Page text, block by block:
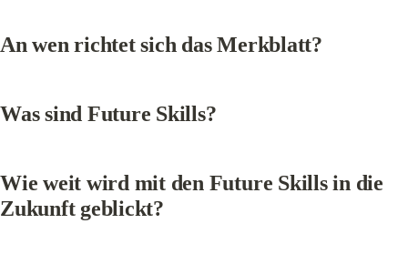
An wen richtet sich das Merkblatt?
Was sind Future Skills?
Wie weit wird mit den Future Skills in die
Zukunft geblickt?